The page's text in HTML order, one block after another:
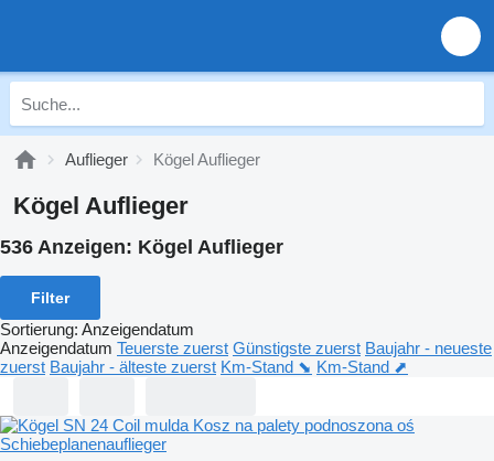
Auflieger Kögel Auflieger
Kögel Auflieger
536 Anzeigen: Kögel Auflieger
Filter
Sortierung: Anzeigendatum
Anzeigendatum Teuerste zuerst Günstigste zuerst Baujahr - neueste
zuerst Baujahr - älteste zuerst Km-Stand ⬊ Km-Stand ⬈